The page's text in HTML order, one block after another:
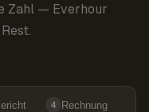
Zahl — Everhour
4 Rechnung